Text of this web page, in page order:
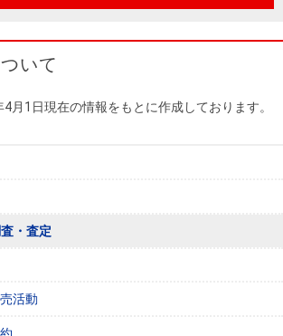
いて
月1日現在の情報をもとに作成しております。
・査定
活動